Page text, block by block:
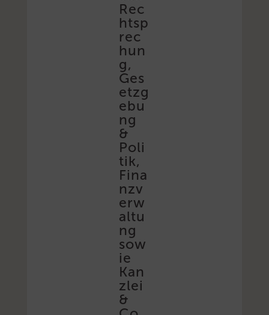
Rec
htsp
rec
hun
g,
Ges
etzg
ebu
ng
&
Poli
tik,
Fina
nzv
erw
altu
ng
sow
ie
Kan
zlei
&